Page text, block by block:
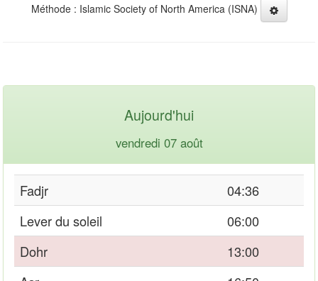
Méthode : Islamic Society of North America (ISNA)
Aujourd'hui
vendredi 07 août
Fadjr
04:36
Lever du soleil
06:00
Dohr
13:00